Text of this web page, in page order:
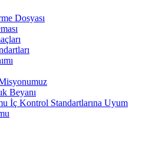
Dosyası
Beyanı
İç Kontrol Standartlarına Uyum